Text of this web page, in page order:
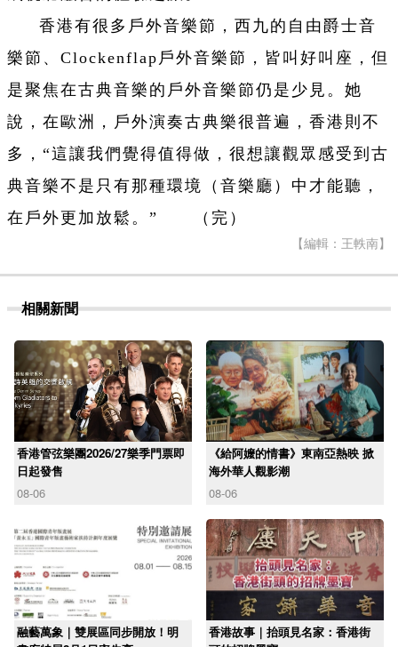
香港有很多戶外音樂節，西九的自由爵士音
樂節、Clockenflap戶外音樂節，皆叫好叫座，但
是聚焦在古典音樂的戶外音樂節仍是少見。她
說，在歐洲，戶外演奏古典樂很普遍，香港則不
多，“這讓我們覺得值得做，很想讓觀眾感受到古
典音樂不是只有那種環境（音樂廳）中才能聽，
在戶外更加放鬆。” （完）
【編輯：王軼南】
相關新聞
香港管弦樂團2026/27樂季門票即
日起發售
08-06
《給阿嬤的情書》東南亞熱映 掀
海外華人觀影潮
08-06
融藝萬象｜雙展區同步開放！明
香港故事｜抬頭見名家：香港街